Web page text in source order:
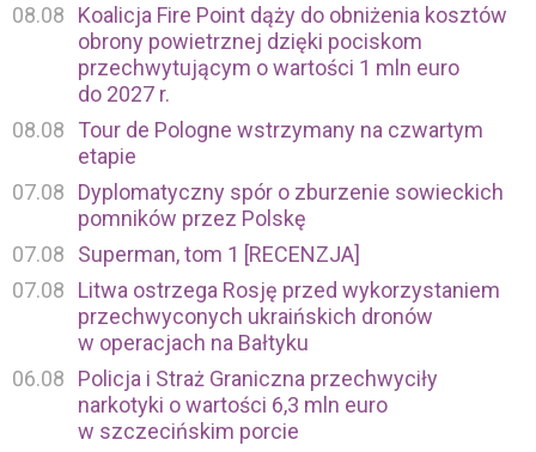
08.08
Koalicja Fire Point dąży do obniżenia kosztów
obrony powietrznej dzięki pociskom
przechwytującym o wartości 1 mln euro
do 2027 r.
08.08
Tour de Pologne wstrzymany na czwartym
etapie
07.08
Dyplomatyczny spór o zburzenie sowieckich
pomników przez Polskę
07.08
Superman, tom 1 [RECENZJA]
07.08
Litwa ostrzega Rosję przed wykorzystaniem
przechwyconych ukraińskich dronów
w operacjach na Bałtyku
06.08
Policja i Straż Graniczna przechwyciły
narkotyki o wartości 6,3 mln euro
w szczecińskim porcie